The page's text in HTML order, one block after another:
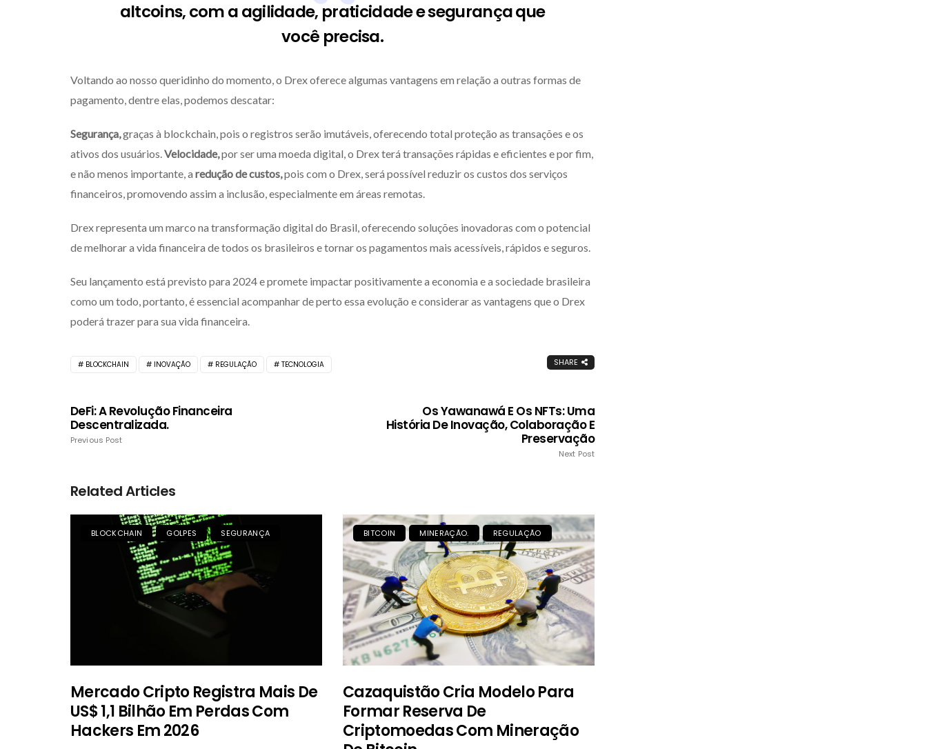
altcoins, com a agilidade, praticidade e segurança que
você precisa.
Voltando ao nosso queridinho do momento, o Drex oferece algumas vantagens em relação a outras formas de
pagamento, dentre elas, podemos descatar:
Segurança,graças à blockchain, pois o registros serão imutáveis, oferecendo total proteção as transações e os
ativos dos usuários.Velocidade,por ser uma moeda digital, o Drex terá transações rápidas e eficientes e por fim,
e não menos importante, a redução de custos,pois com o Drex, será possível reduzir os custos dos serviços
financeiros, promovendo assim a inclusão, especialmente em áreas remotas.
Drex representa um marco na transformação digital do Brasil, oferecendo soluções inovadoras com o potencial
de melhorar a vida financeira de todos os brasileiros e tornar os pagamentos mais acessíveis, rápidos e seguros.
Seu lançamento está previsto para 2024 e promete impactar positivamente a economia e a sociedade brasileira
como um todo, portanto, é essencial acompanhar de perto essa evolução e considerar as vantagens que o Drex
poderá trazer para sua vida financeira.
BLOCKCHAIN INOVAÇÃO REGULAÇÃO TECNOLOGIA SHARE
DeFi: A Revolução Financeira
Descentralizada.
Previous Post
Os Yawanawá E Os NFTs: Uma
História De Inovação, Colaboração E
Preservação
Next Post
Related Articles
BLOCKCHAIN GOLPES SEGURANÇA
Mercado Cripto Registra Mais De
US$ 1,1 Bilhão Em Perdas Com
Hackers Em 2026
BITCOIN MINERAÇÃO. REGULAÇÃO
Cazaquistão Cria Modelo Para
Formar Reserva De
Criptomoedas Com Mineração